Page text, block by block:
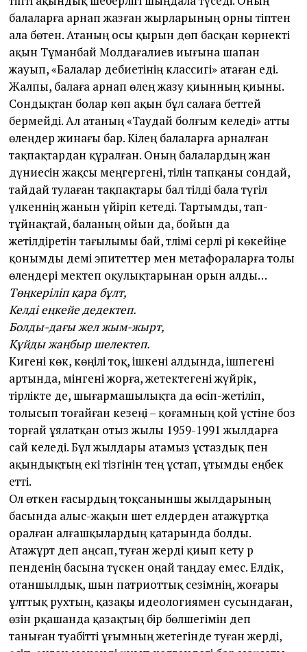
балаларға арнап жазған жырларының орны тіптен
ала бөтен. Атаның осы қырын дөп басқан көрнекті
ақын Тұманбай Молдағалиев иығына шапан
жауып, «Балалар әдебиетінің классигі» атаған еді.
Жалпы, балаға арнап өлең жазу қиынның қиыны.
Сондықтан болар көп ақын бұл салаға бет­тей
бермейді. Ал атаның «Таудай болғым келеді» ат­ты
өлеңдер жинағы бар. Кілең балаларға арналған
тақпақтардан құралған. Оның балалардың жан
дүниесін жақсы меңгергені, тілін тапқаны сондай,
тайдай тулаған тақпақтары бал тілді бала түгіл
үлкеннің жанын үйіріп әкетеді. Тартымды, тап-
тұйнақтай, баланың ойын да, бойын да
жетілдіретін тағылымы бай, тәлімі әсерлі әрі көкейіңе
қонымды әдемі эпитет­тер мен метафораларға толы
өлеңдері мектеп оқулықтарынан орын алды…
Төңкеріліп қара бұлт,
Келді еңкейе дедектеп.
Болды-дағы жел жым-жырт,
Құйды жаңбыр шелектеп.
Кигені көк, көңілі тоқ, ішкені алдында, ішпегені
артында, мінгені жорға, жетектегені жүйрік,
тірлікте де, шығармашылықта да өсіп-жетіліп,
толысып тоғайған кезеңі – қоғамның қой үстіне боз
торғай ұялатқан отыз жылы 1959-1991 жылдарға
сай келеді. Бұл жылдары атамыз ұстаздық пен
ақындықтың екі тізгінін тең ұстап, ұтымды еңбек
ет­ті.
Ол өткен ғасырдың тоқсаныншы жылдарының
басында алыс-жақын шет елдерден атажұртқа
оралған алғашқылардың қатарында болды.
Атажұрт деп аңсап, туған жерді қиып кету әр
пенденің басына түскен оңай таңдау емес. Елдік,
отаншылдық, шын патриот­тық сезімнің, жоғары
ұлт­тық рухтың, қазақы идеологиямен сусындаған,
өзін әрқашанда қазақтың бір бөлшегімін деп
таныған туабіт­ті ұғымның жетегінде туған жерді,